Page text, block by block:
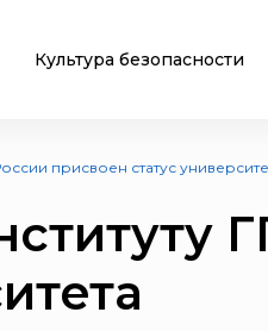
Культура безопасности
присвоен статус